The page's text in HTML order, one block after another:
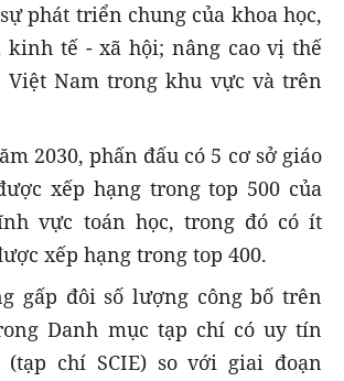
phát triển chung của khoa học,
kinh tế - xã hội; nâng cao vị thế
Việt Nam trong khu vực và trên
2030, phấn đấu có 5 cơ sở giáo
xếp hạng trong top 500 của
vực toán học, trong đó có ít
xếp hạng trong top 400.
gấp đôi số lượng công bố trên
Danh mục tạp chí có uy tín
chí SCIE) so với giai đoạn